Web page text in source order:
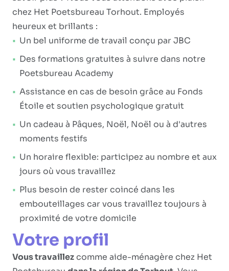
chez Het Poetsbureau Torhout. Employés
heureux et brillants :
Un bel uniforme de travail conçu par JBC
Des formations gratuites à suivre dans notre
Poetsbureau Academy
Assistance en cas de besoin grâce au Fonds
Étoile et soutien psychologique gratuit
Un cadeau à Pâques, Noël, Noël ou à d'autres
moments festifs
Un horaire flexible: participez au nombre et aux
jours où vous travaillez
Plus besoin de rester coincé dans les
embouteillages car vous travaillez toujours à
proximité de votre domicile
Votre profil
Vous travaillezcomme aide-ménagère chez Het